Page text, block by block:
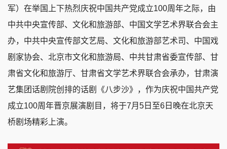
军） 在举国上下热烈庆祝中国共产党成立100周年之际，由
中共中央宣传部、文化和旅游部、中国文学艺术界联合会主
办，中共中央宣传部文艺局、文化和旅游部艺术司、中国戏
剧家协会、北京市文化和旅游局、中共甘肃省委宣传部、甘
肃省文化和旅游厅、甘肃省文学艺术界联合会承办，甘肃演
艺集团话剧院创排的话剧《八步沙》，作为庆祝中国共产党
成立100周年晋京展演剧目，将于7月5日至6日晚在北京天
桥剧场精彩上演。